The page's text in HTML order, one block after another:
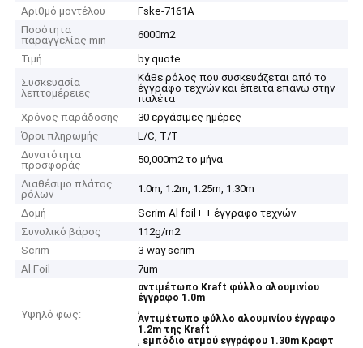
Αριθμό μοντέλου
Fske-7161A
Ποσότητα
παραγγελίας min
6000m2
Τιμή
by quote
Συσκευασία
λεπτομέρειες
Κάθε ρόλος που συσκευάζεται από το
έγγραφο τεχνών και έπειτα επάνω στην
παλέτα
Χρόνος παράδοσης
30 εργάσιμες ημέρες
Όροι πληρωμής
L/C, T/T
Δυνατότητα
προσφοράς
50,000m2 το μήνα
Διαθέσιμο πλάτος
ρόλων
1.0m, 1.2m, 1.25m, 1.30m
Δομή
Scrim Al foil+ + έγγραφο τεχνών
Συνολικό βάρος
112g/m2
Scrim
3-way scrim
Al Foil
7um
Υψηλό φως:
αντιμέτωπο Kraft φύλλο αλουμινίου
έγγραφο 1.0m
,
Αντιμέτωπο φύλλο αλουμινίου έγγραφο
1.2m της Kraft
, εμπόδιο ατμού εγγράφου 1.30m Κραφτ